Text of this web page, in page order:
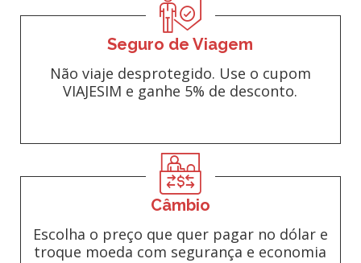
Seguro de Viagem
Não viaje desprotegido. Use o cupom
VIAJESIM e ganhe 5% de desconto.
Câmbio
Escolha o preço que quer pagar no dólar e
troque moeda com segurança e economia